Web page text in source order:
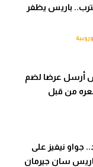
باريس يظفر
أرسل عرضا لضم
من قبل
جواو نيفيز على
باريس سان جيرمان